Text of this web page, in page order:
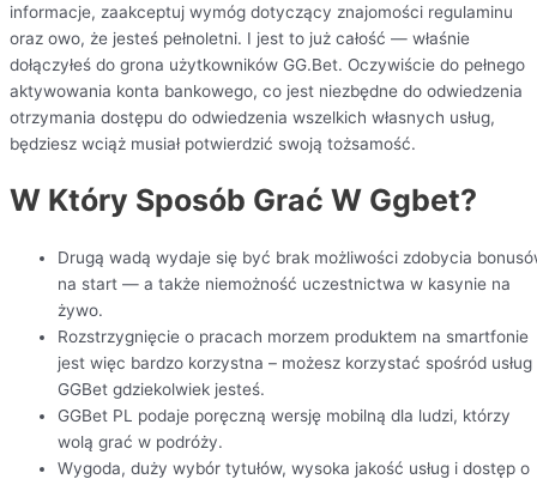
informacje, zaakceptuj wymóg dotyczący znajomości regulaminu
oraz owo, że jesteś pełnoletni. I jest to już całość — właśnie
dołączyłeś do grona użytkowników GG.Bet. Oczywiście do pełnego
aktywowania konta bankowego, co jest niezbędne do odwiedzenia
otrzymania dostępu do odwiedzenia wszelkich własnych usług,
będziesz wciąż musiał potwierdzić swoją tożsamość.
W Który Sposób Grać W Ggbet?
Drugą wadą wydaje się być brak możliwości zdobycia
na start — a także niemożność uczestnictwa w kasynie na
żywo.
Rozstrzygnięcie o pracach morzem produktem na smartfonie
jest więc bardzo korzystna – możesz korzystać spośród usług
GGBet gdziekolwiek jesteś.
GGBet PL podaje poręczną wersję mobilną dla ludzi, którzy
wolą grać w podróży.
Wygoda, duży wybór tytułów, wysoka jakość usług i dostęp o